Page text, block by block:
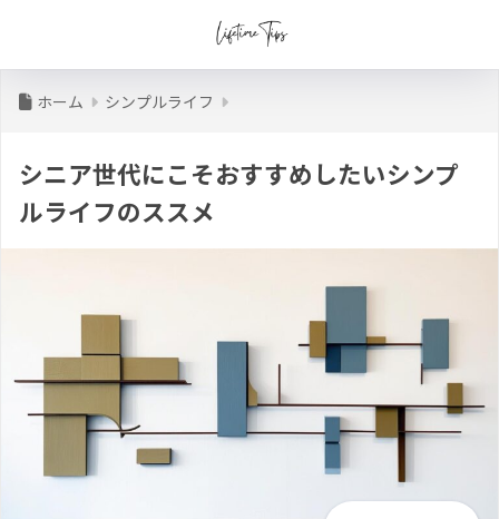
ホーム シンプルライフ
シニア世代にこそおすすめしたいシンプ
ルライフのススメ